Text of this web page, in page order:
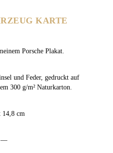
KARTE
Porsche Plakat.
und Feder, gedruckt auf
300 g/m² Naturkarton.
14,8 cm
—